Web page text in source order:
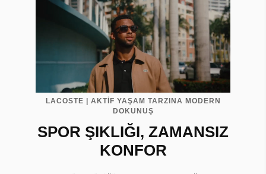
LACOSTE | AKTİF YAŞAM TARZINA MODERN
DOKUNUŞ
SPOR ŞIKLIĞI, ZAMANSIZ
KONFOR